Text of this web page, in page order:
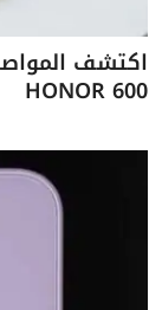
اكتشف
HONOR 600